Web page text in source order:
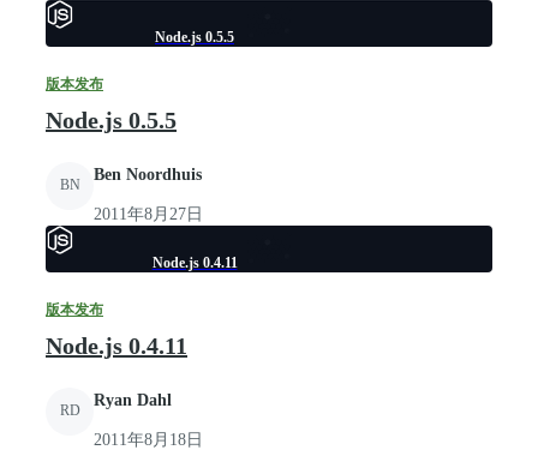
Node.js 0.5.5
版本发布
Node.js 0.5.5
BN
Ben Noordhuis
2011年8月27日
Node.js 0.4.11
版本发布
Node.js 0.4.11
RD
Ryan Dahl
2011年8月18日